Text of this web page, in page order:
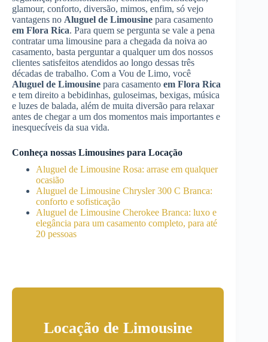
glamour, conforto, diversão, mimos, enfim, só vejo
vantagens no Aluguel de Limousine para casamento
em Flora Rica. Para quem se pergunta se vale a pena
contratar uma limousine para a chegada da noiva ao
casamento, basta perguntar a qualquer um dos nossos
clientes satisfeitos atendidos ao longo dessas três
décadas de trabalho. Com a Vou de Limo, você
Aluguel de Limousine para casamento em Flora Rica
e tem direito a bebidinhas, guloseimas, bexigas, música
e luzes de balada, além de muita diversão para relaxar
antes de chegar a um dos momentos mais importantes e
inesquecíveis da sua vida.
Conheça nossas Limousines para Locação
Aluguel de Limousine Rosa: arrase em qualquer
ocasião
Aluguel de Limousine Chrysler 300 C Branca:
conforto e sofisticação
Aluguel de Limousine Cherokee Branca: luxo e
elegância para um casamento completo, para até
20 pessoas
Locação de Limousine